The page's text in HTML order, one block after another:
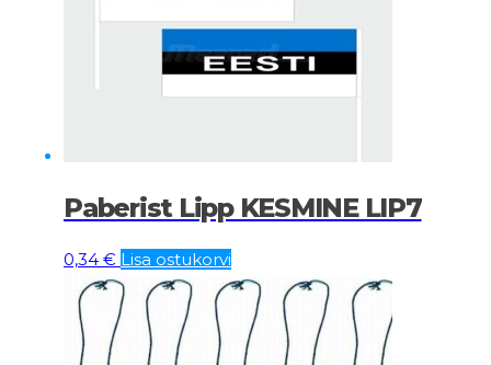
Paberist Lipp KESMINE LIP7
0,34 € Lisa ostukorvi